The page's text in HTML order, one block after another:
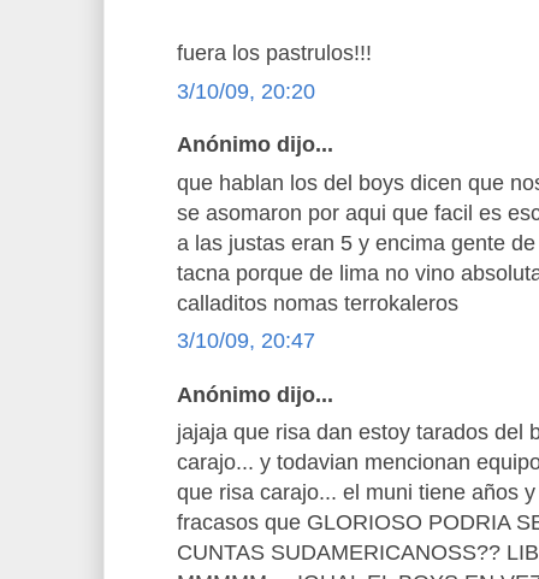
fuera los pastrulos!!!
3/10/09, 20:20
Anónimo dijo...
que hablan los del boys dicen que
se asomaron por aqui que facil es
a las justas eran 5 y encima gente
tacna porque de lima no vino
calladitos nomas terrokaleros
3/10/09, 20:47
Anónimo dijo...
jajaja que risa dan estoy tarados del
carajo... y todavian mencionan
que risa carajo... el muni tiene años
fracasos que GLORIOSO PODRIA
CUNTAS SUDAMERICANOSS??